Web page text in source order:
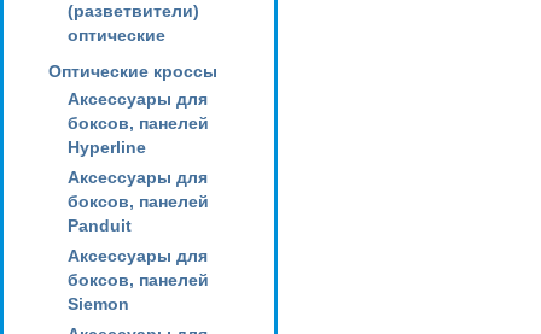
(разветвители)
оптические
Оптические кроссы
Аксессуары для
боксов, панелей
Hyperline
Аксессуары для
боксов, панелей
Panduit
Аксессуары для
боксов, панелей
Siemon